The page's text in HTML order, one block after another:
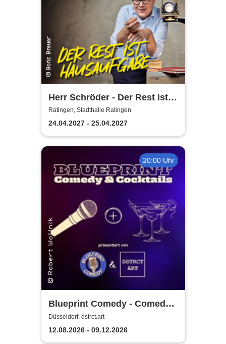
Herr Schröder - Der Rest ist
Hausaufgabe
Ratingen, Stadthalle Ratingen
24.04.2027 - 25.04.2027
20:00 Uhr
Blueprint Comedy - Comedy
& Cocktails | Düsseldorf
Düsseldorf, dstrct.art
12.08.2026 - 09.12.2026